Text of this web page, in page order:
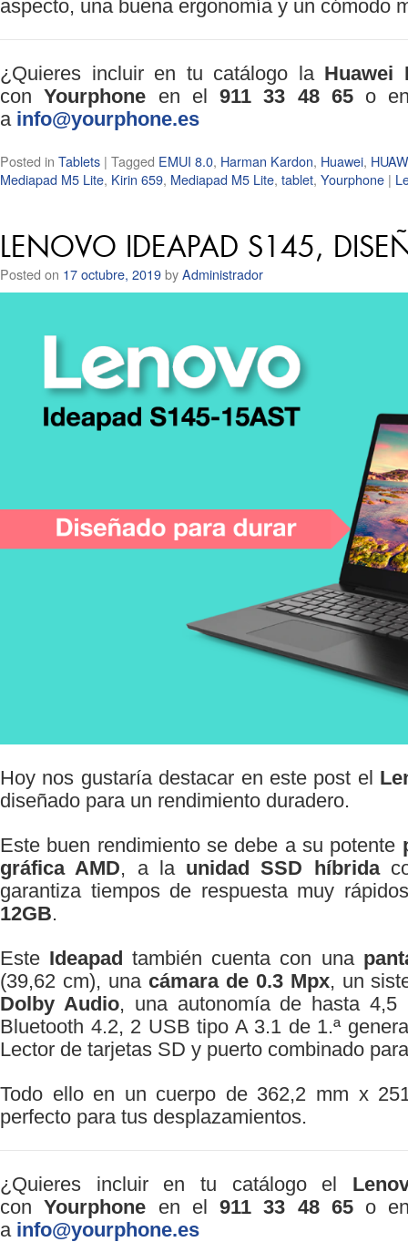
aspecto, una buena ergonomía y un cómodo
¿Quieres incluir en tu catálogo la Huawei
conYourphone en el 911 33 48 65o
a info@yourphone.es
Posted in Tablets | Tagged EMUI 8.0, Harman Kardon, Huawei,
Mediapad M5 Lite, Kirin 659, Mediapad M5 Lite, tablet, Yourphone |
LENOVO IDEAPAD S145,
Posted on 17 octubre, 2019byAdministrador
Hoy nos gustaría destacar en este post el
diseñado para un rendimiento duradero.
Este buen rendimiento se debe a su potente
gráfica AMD, a la unidad SSD híbrida
garantiza tiempos de respuesta muy
12GB.
Este Ideapadtambién cuenta con una
(39,62 cm), unacámara de 0.3 Mpx, un
Dolby Audio, una autonomía de hasta
Bluetooth 4.2, 2 USB tipo A 3.1 de 1.ª
Lector de tarjetas SD y puerto combinado
Todo ello en un cuerpo de 362,2 mm x
perfecto para tus desplazamientos.
¿Quieres incluir en tu catálogo el
conYourphone en el 911 33 48 65o
a info@yourphone.es